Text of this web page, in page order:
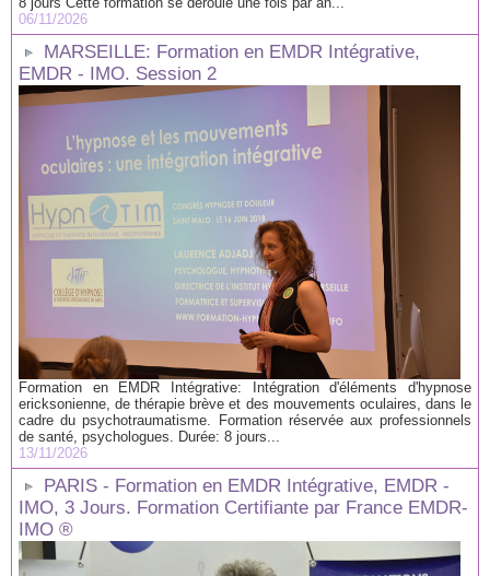
06/11/2026
MARSEILLE: Formation en EMDR Intégrative,
EMDR - IMO. Session 2
Formation en EMDR Intégrative: Intégration d'éléments d'hypnose
ericksonienne, de thérapie brève et des mouvements oculaires, dans le
cadre du psychotraumatisme. Formation réservée aux professionnels
de santé, psychologues. Durée: 8 jours...
13/11/2026
PARIS - Formation en EMDR Intégrative, EMDR -
IMO, 3 Jours. Formation Certifiante par France EMDR-
IMO ®